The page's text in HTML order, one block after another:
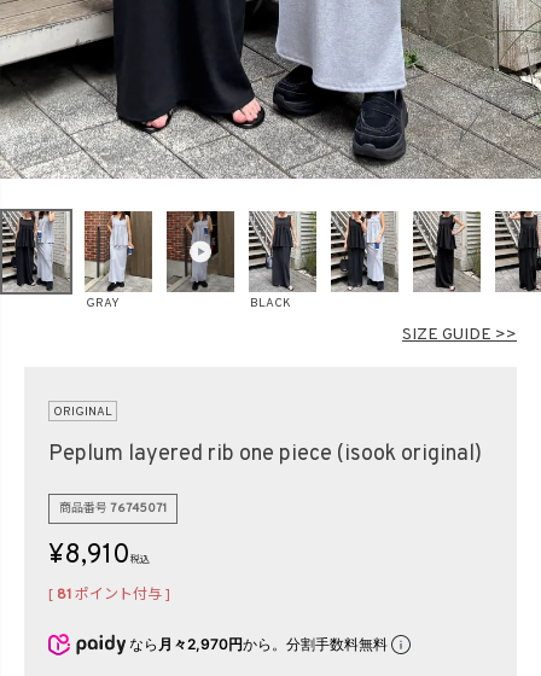
〜
GRAY BLACK
SIZE GUIDE >>
ORIGINAL
Peplum layered rib one piece (isook original)
商品番号 76745071
¥8,910 税込
[ 81ポイント付与 ]
なら 月々2,970円から。分割手数料無料